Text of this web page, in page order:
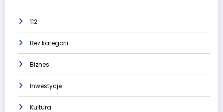
112
Bez kategorii
Biznes
Inwestycje
Kultura